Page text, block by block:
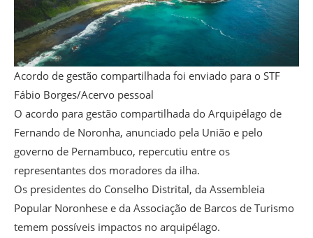
Acordo de gestão compartilhada foi enviado para o STF
Fábio Borges/Acervo pessoal
O acordo para gestão compartilhada do Arquipélago de
Fernando de Noronha, anunciado pela União e pelo
governo de Pernambuco, repercutiu entre os
representantes dos moradores da ilha.
Os presidentes do Conselho Distrital, da Assembleia
Popular Noronhese e da Associação de Barcos de Turismo
temem possíveis impactos no arquipélago.